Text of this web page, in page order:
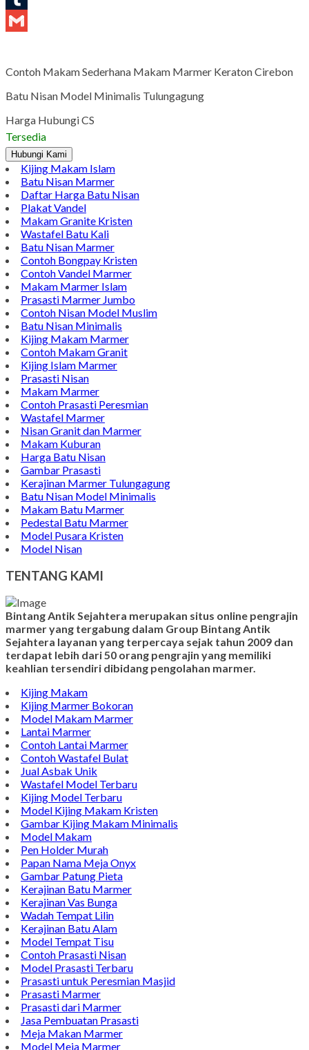
Tumblr
Contoh Makam Sederhana Makam Marmer Keraton Cirebon
Batu Nisan Model Minimalis Tulungagung
Harga Hubungi CS
Tersedia
Hubungi Kami
Kijing Makam Islam
Batu Nisan Marmer
Daftar Harga Batu Nisan
Plakat Vandel
Makam Granite Kristen
Wastafel Batu Kali
Batu Nisan Marmer
Contoh Bongpay Kristen
Contoh Vandel Marmer
Makam Marmer Islam
Prasasti Marmer Jumbo
Contoh Nisan Model Muslim
Batu Nisan Minimalis
Kijing Makam Marmer
Contoh Makam Granit
Kijing Islam Marmer
Prasasti Nisan
Makam Marmer
Contoh Prasasti Peresmian
Wastafel Marmer
Nisan Granit dan Marmer
Makam Kuburan
Harga Batu Nisan
Gambar Prasasti
Kerajinan Marmer Tulungagung
Batu Nisan Model Minimalis
Makam Batu Marmer
Pedestal Batu Marmer
Model Pusara Kristen
Model Nisan
TENTANG KAMI
Bintang Antik Sejahtera merupakan situs online pengrajin
marmer yang tergabung dalam Group Bintang Antik
Sejahtera layanan yang terpercaya sejak tahun 2009 dan
terdapat lebih dari 50 orang pengrajin yang memiliki
keahlian tersendiri dibidang pengolahan marmer.
Kijing Makam
Kijing Marmer Bokoran
Model Makam Marmer
Lantai Marmer
Contoh Lantai Marmer
Contoh Wastafel Bulat
Jual Asbak Unik
Wastafel Model Terbaru
Kijing Model Terbaru
Model Kijing Makam Kristen
Gambar Kijing Makam Minimalis
Model Makam
Pen Holder Murah
Papan Nama Meja Onyx
Gambar Patung Pieta
Kerajinan Batu Marmer
Kerajinan Vas Bunga
Wadah Tempat Lilin
Kerajinan Batu Alam
Model Tempat Tisu
Contoh Prasasti Nisan
Model Prasasti Terbaru
Prasasti untuk Peresmian Masjid
Prasasti Marmer
Prasasti dari Marmer
Jasa Pembuatan Prasasti
Meja Makan Marmer
Model Meja Marmer